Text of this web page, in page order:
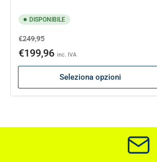
DISPONIBILE
Prezzo
di
€249,95Prezzo
scontato
€199,96 inc. IVA
Seleziona opzioni